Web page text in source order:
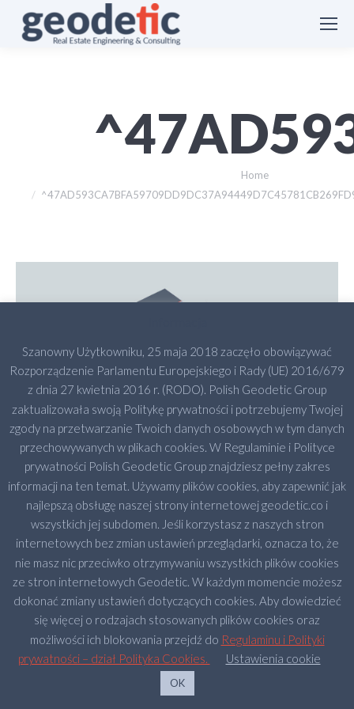
Home
2023 Copyright © GEODETIC
Bottom menu 2019 - angielski
Szanowny Użytkowniku, 25 maja 2018 zaczęło obowiązywać
Rozporządzenie Parlamentu Europejskiego i Rady (UE) 2016/679
z dnia 27 kwietnia 2016 r. (RODO). Polish Geodetic Group
zaktualizowała swoją Politykę prywatności i potrzebujemy Twojej
zgody na przetwarzanie Twoich danych osobowych w tym danych
przechowywanych w plikach cookies. W Regulaminie i Polityce
prywatności Polish Geodetic Group znajdziesz pełny zakres
informacji na ten temat. Używamy plików cookies, aby zapewnić jak
najlepszą obsługę naszej strony internetowej geodetic.co i
wszystkich jej subdomen. Jeśli korzystasz z naszych stron
internetowych bez zmian ustawień przeglądarki, oznacza to, że
nie masz nic przeciwko otrzymywaniu wszystkich plików cookies
ze stron internetowych Geodetic. W każdym momencie możesz
dokonać zmiany ustawień dotyczących cookies. Aby dowiedzieć
się więcej o rodzajach stosowanych plików cookies oraz
możliwości ich blokowania przejdź do Regulaminu i Polityki
prywatności – dział Polityka Cookies.
Ustawienia cookie
OK